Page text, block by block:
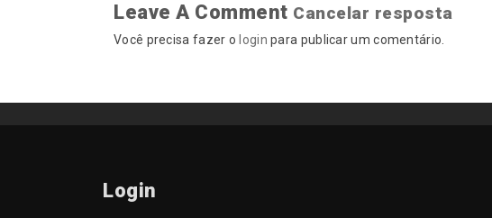
Leave A Comment Cancelar resposta
Você precisa fazer o login para publicar um comentário.
Login